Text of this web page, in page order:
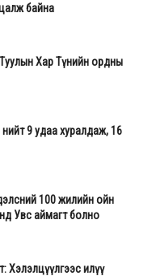
байна
Хар Түнийн ордны
9 удаа хуралдаж, 16
100 жилийн ойн
Увс аймагт болно
Хэлэлцүүлгээс илүү